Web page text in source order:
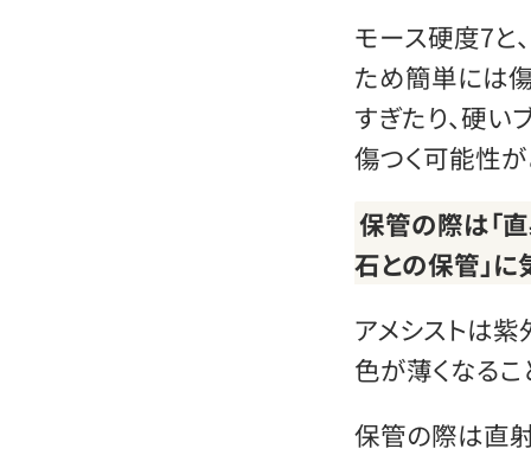
モース硬度7と
ため簡単には
すぎたり、硬い
傷つく可能性
保管の際は「
石との保管」に
アメシストは
色が薄くなるこ
保管の際は直